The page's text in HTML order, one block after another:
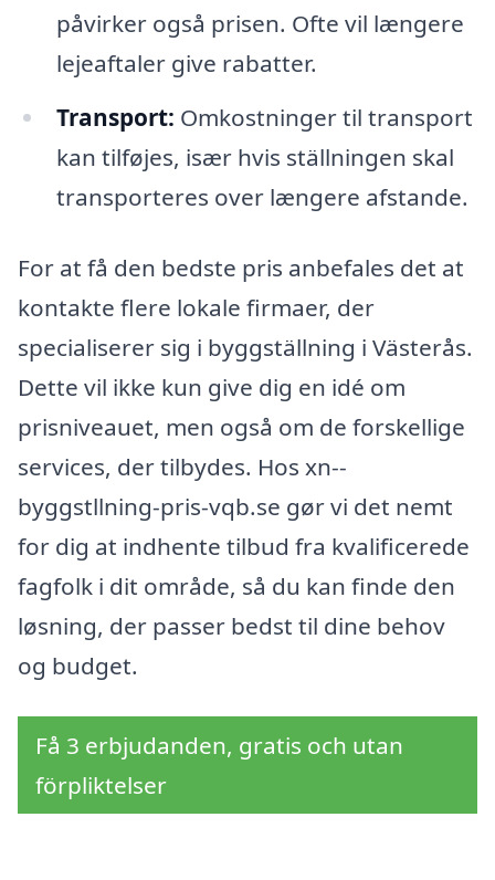
påvirker også prisen. Ofte vil længere
lejeaftaler give rabatter.
Transport: Omkostninger til transport
kan tilføjes, især hvis ställningen skal
transporteres over længere afstande.
For at få den bedste pris anbefales det at
kontakte flere lokale firmaer, der
specialiserer sig i byggställning i Västerås.
Dette vil ikke kun give dig en idé om
prisniveauet, men også om de forskellige
services, der tilbydes. Hos xn--
byggstllning-pris-vqb.se gør vi det nemt
for dig at indhente tilbud fra kvalificerede
fagfolk i dit område, så du kan finde den
løsning, der passer bedst til dine behov
og budget.
Få 3 erbjudanden, gratis och utan
förpliktelser